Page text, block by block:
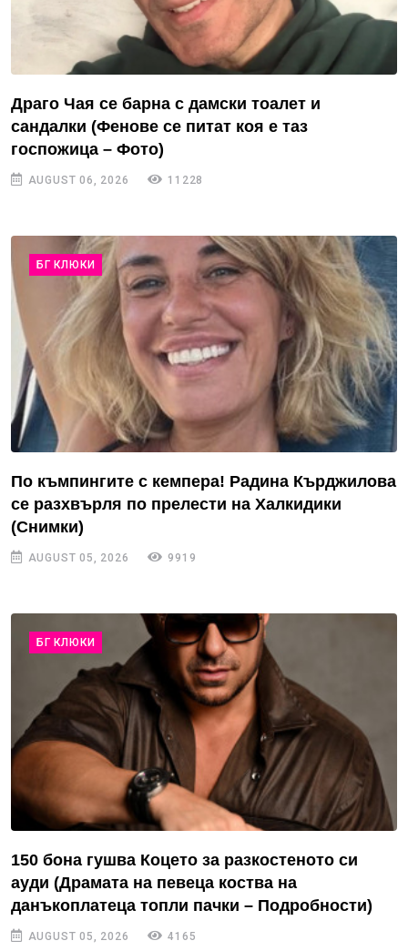
Драго Чая се барна с дамски тоалет и
сандалки (Фенове се питат коя е таз
госпожица – Фото)
AUGUST 06, 2026 11228
БГ КЛЮКИ
По къмпингите с кемпера! Радина Кърджилова
се разхвърля по прелести на Халкидики
(Снимки)
AUGUST 05, 2026 9919
БГ КЛЮКИ
150 бона гушва Коцето за разкостеното си
ауди (Драмата на певеца коства на
данъкоплатеца топли пачки – Подробности)
AUGUST 05, 2026 4165